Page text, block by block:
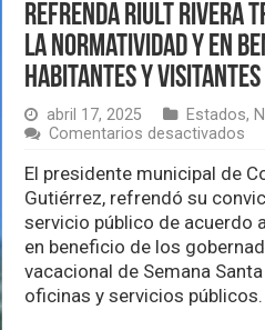
Refrenda Riult Rivera
la normatividad y en
habitantes y visitantes
abril 17, 2025 Estados,
Comentarios desactivados
a
la
El presidente municipal de
Gutiérrez, refrendó su
servicio público de acuerdo
en beneficio de los
vacacional de Semana
oficinas y servicios públicos.